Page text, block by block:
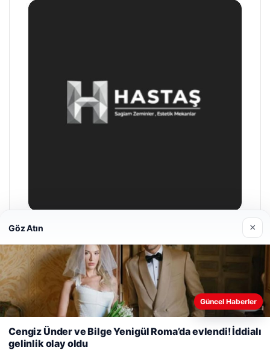
28/04/2026
© 2026 Akbars Haber
Web sitemizi nasıl kullandığınızı daha iyi anlayabilmek,
deneyiminizi kişiselleştirmek ve geliştirmek amacıyla çerezler
kullanıyoruz.Çerez Politikamız
Reddet Kabul Et
Göz Atın ×
Güncel Haberler
Cengiz Ünder ve Bilge Yenigül Roma’da evlendi! İddialı
gelinlik olay oldu